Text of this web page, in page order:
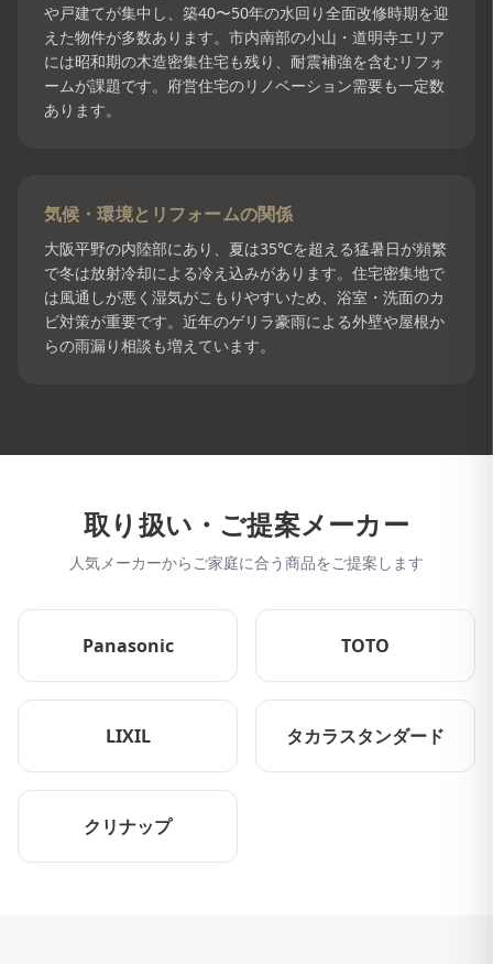
や戸建てが集中し、築40〜50年の水回り全面改修時期を迎
えた物件が多数あります。市内南部の小山・道明寺エリア
には昭和期の木造密集住宅も残り、耐震補強を含むリフォ
ームが課題です。府営住宅のリノベーション需要も一定数
あります。
気候・環境とリフォームの関係
大阪平野の内陸部にあり、夏は35℃を超える猛暑日が頻繁
で冬は放射冷却による冷え込みがあります。住宅密集地で
は風通しが悪く湿気がこもりやすいため、浴室・洗面のカ
ビ対策が重要です。近年のゲリラ豪雨による外壁や屋根か
らの雨漏り相談も増えています。
取り扱い・ご提案メーカー
人気メーカーからご家庭に合う商品をご提案します
Panasonic TOTO
LIXIL タカラスタンダード
クリナップ